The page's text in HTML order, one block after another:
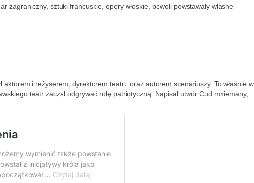
zagraniczny, sztuki francuskie, opery włoskie, powoli powstawały własne
aktorem i reżyserem, dyrektorem teatru oraz autorem scenariuszy. To właśnie w
teatr zaczął odgrywać rolę patriotyczną. Napisał utwór Cud mniemany,